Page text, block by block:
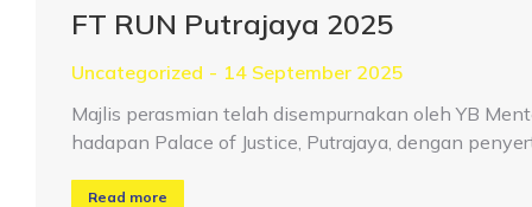
FT RUN Putrajaya 2025
Uncategorized
14 September 2025
Majlis perasmian telah disempurnakan oleh YB
hadapan Palace of Justice, Putrajaya, dengan
Read more